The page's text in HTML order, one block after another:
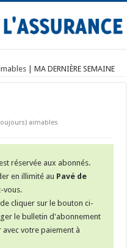
MA DERNIÈRE SEMAINE
aimables
réservée aux abonnés.
en illimité au Pavé de
vous.
cliquer sur le bouton ci-
le bulletin d'abonnement
votre paiement à